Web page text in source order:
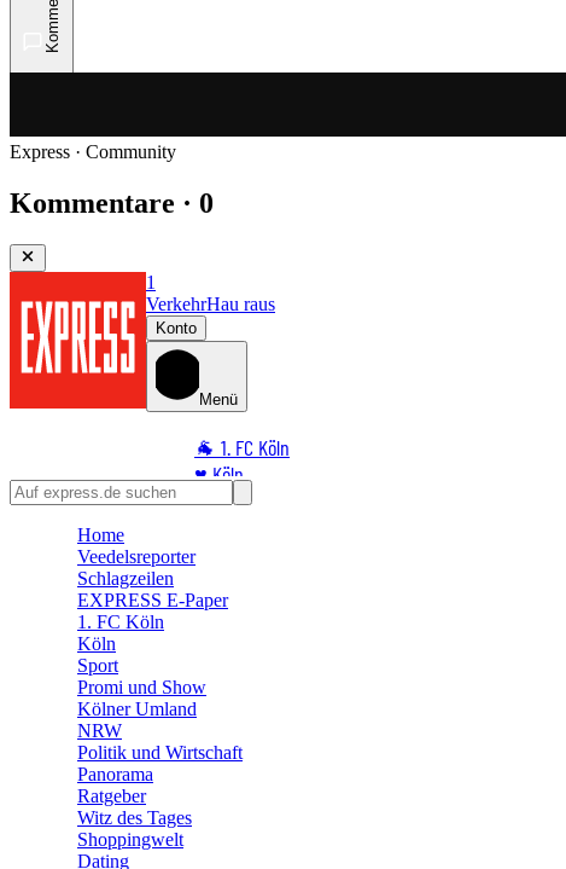
Express · Community
Kommentare · 0
1
VerkehrHau raus
Konto
Menü
🐐 1. FC Köln
♥️ Köln
⭐ Promi
🛒 Shoppingwelt
🧩 Spiele
Home
Veedelsreporter
Schlagzeilen
EXPRESS E-Paper
1. FC Köln
Köln
Sport
Promi und Show
Kölner Umland
NRW
Politik und Wirtschaft
Panorama
Ratgeber
Witz des Tages
Shoppingwelt
Dating